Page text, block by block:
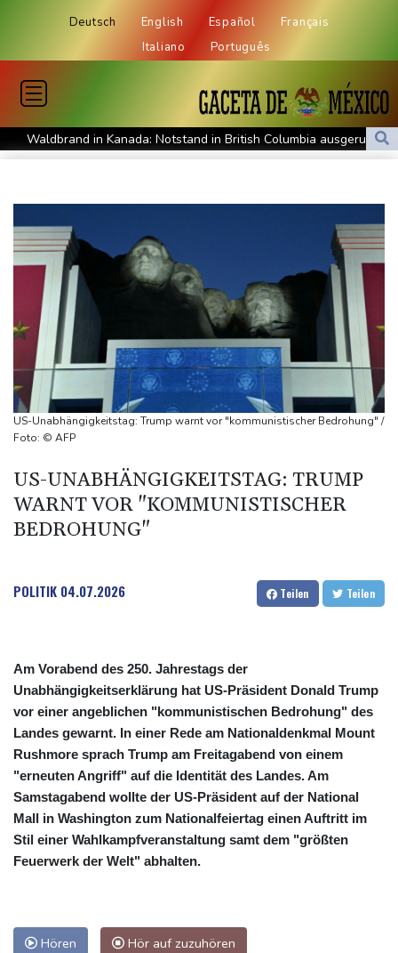
Deutsch English Español
Français
Italiano
Português
Waldbrand in Kanada: Notstand in British Columbia ausgerufen -
20.000 Menschen evakuiert
Iran bekräftigt harte Haltung in Streit um Straße von Hormus
Amtsantritt von Kolumbiens Staatschef De la Espriella von
Gewalt überschattet
Basketball-WM: Geiselsöder macht gesamte Vorbereitung mit
Taifun "Dolphin": Flugausfälle, Evakuierung und höchste
Warnstufe in China
Lionel Messi trauert um Vater und langjährigen Manager Jorge
DAK-Analyse: ADHS-Neudiagnosen bei Kindern deutlich
gestiegen
Metastasen gebildet
Iran stellt harte Bedingungen für Öffnung der Straße von
Hormus
US-Unabhängigkeitstag: Trump warnt vor "kommunistischer Bedrohung" /
Foto: © AFP
US-UNABHÄNGIGKEITSTAG: TRUMP
WARNT VOR "KOMMUNISTISCHER
BEDROHUNG"
POLITIK 04.07.2026 Teilen Teilen
Am Vorabend des 250. Jahrestags der
Unabhängigkeitserklärung hat US-Präsident Donald Trump
vor einer angeblichen "kommunistischen Bedrohung" des
Landes gewarnt. In einer Rede am Nationaldenkmal Mount
Rushmore sprach Trump am Freitagabend von einem
"erneuten Angriff" auf die Identität des Landes. Am
Samstagabend wollte der US-Präsident auf der National
Mall in Washington zum Nationalfeiertag einen Auftritt im
Stil einer Wahlkampfveranstaltung samt dem "größten
Feuerwerk der Welt" abhalten.
Hören Hör auf zuzuhören